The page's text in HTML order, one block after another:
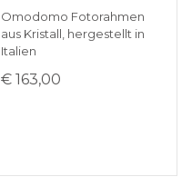
Omodomo Fotorahmen
aus Kristall, hergestellt in
Italien
€ 163,00